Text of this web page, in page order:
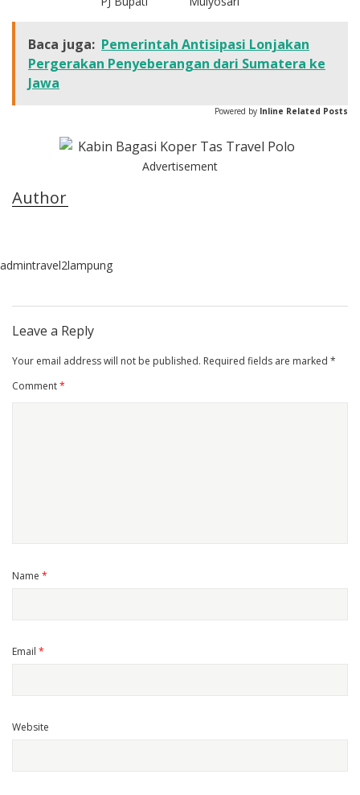
Baca juga: Pemerintah Antisipasi Lonjakan
Pergerakan Penyeberangan dari Sumatera ke
Jawa
Powered by Inline Related Posts
Advertisement
Author
admintravel2lampung
Leave a Reply
Your email address will not be published. Required fields are marked *
Comment*
Name *
Email *
Website